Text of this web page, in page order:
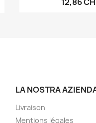
LA NOSTRA
Livraison
Mentions légales